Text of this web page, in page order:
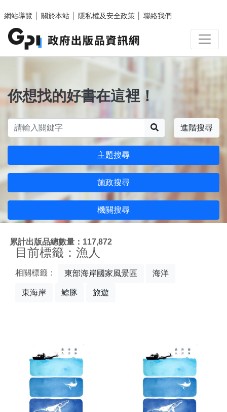
網站導覽
關於本站 隱私權及安全政策 聯絡我們
你想找的好書在這裡！
進階搜尋
主題搜尋
施政搜尋
機關搜尋
累計出版品總數量：117,872
目前標籤：漁人
相關標籤： 東部海岸國家風景區 海洋
東海岸 鯨豚 旅遊